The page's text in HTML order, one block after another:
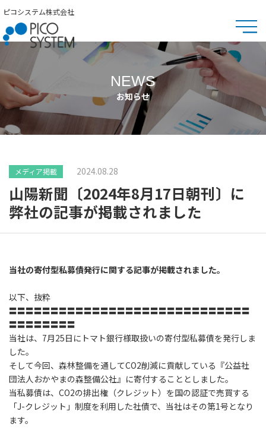
ピコシステム株式会社
NEWS
お知らせ
メディア掲載 2024.08.28
山陽新聞〔2024年8月17日朝刊〕に
弊社の記事が掲載されました
当社の寄付型私募債発行に関する記事が掲載されました。
以下、抜粋
〓〓〓〓〓〓〓〓〓〓〓〓〓〓〓〓〓〓〓〓〓〓〓〓〓〓〓〓〓
〓〓〓〓〓〓〓〓
当社は、7月25日にトマト銀行様取扱いの寄付型私募債を発行しま
した。
そして今回、森林整備を通してCO2削減に貢献している『公益社
団法人おかやまの森整備公社』に寄付することとしました。
当私募債は、CO2の排出権（クレジット）を国の認証で売買する
「J-クレジット」制度を利用した社債で、当社はその第1号となり
ます。